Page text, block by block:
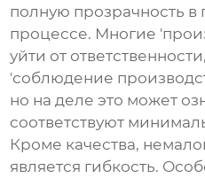
полную прозрачность в
процессе. Многие
уйти от
'соблюдение
но на деле это может
соответствуют
Кроме качества,
является гибкость.